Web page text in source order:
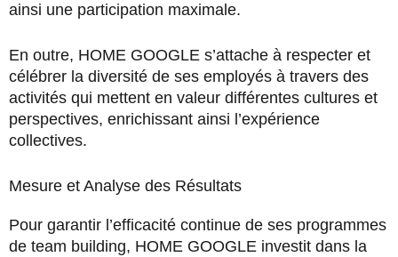
ainsi une participation maximale.
En outre, HOME GOOGLE s’attache à respecter et
célébrer la diversité de ses employés à travers des
activités qui mettent en valeur différentes cultures et
perspectives, enrichissant ainsi l’expérience
collectives.
Mesure et Analyse des Résultats
Pour garantir l’efficacité continue de ses programmes
de team building, HOME GOOGLE investit dans la